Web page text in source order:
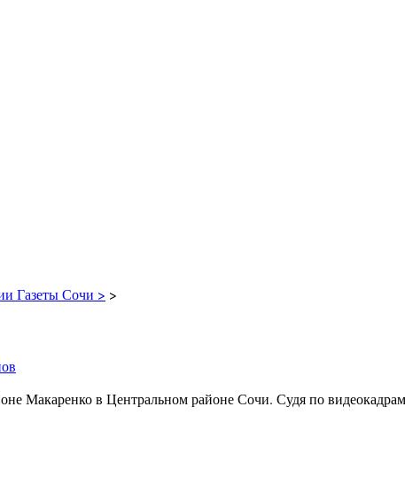
Газеты Сочи > >
Макаренко в Центральном районе Сочи. Судя по